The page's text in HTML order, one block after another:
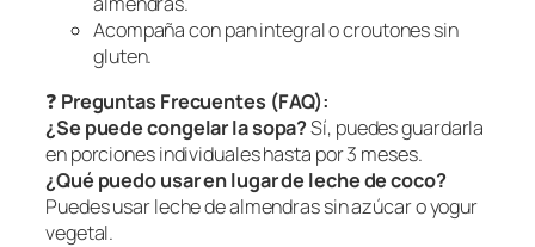
Acompaña con pan integral o croutones sin
gluten.
❓ Preguntas Frecuentes (FAQ):
¿Se puede congelar la sopa?Sí, puedes guardarla
en porciones individuales hasta por 3 meses.
¿Qué puedo usar en lugar de leche de coco?
Puedes usar leche de almendras sin azúcar o yogur
vegetal.